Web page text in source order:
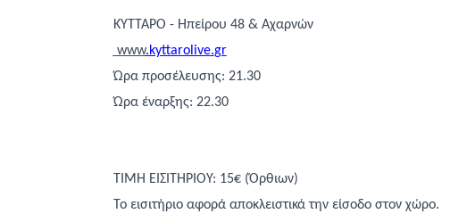
ΚΥΤΤΑΡΟ - Ηπείρου 48 & Αχαρνών
www.kyttarolive.gr
Ώρα προσέλευσης: 21.30
Ώρα έναρξης: 22.30
ΤΙΜΗ ΕΙΣΙΤΗΡΙΟΥ: 15€ (Όρθιων)
Το εισιτήριο αφορά αποκλειστικά την είσοδο στον χώρο.